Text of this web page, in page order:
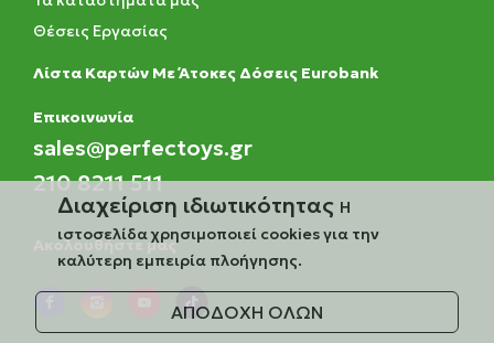
Θέσεις Εργασίας
Λίστα Καρτών Με Άτοκες Δόσεις Eurobank
Eπικοινωνία
sales@perfectoys.gr
210 8211 511
Ακολουθήστε μας
Διαχείριση ιδιωτικότητας Η
ιστοσελίδα χρησιμοποιεί cookies για την
καλύτερη εμπειρία πλοήγησης.
ΑΠΟΔΟΧΗ ΟΛΩΝ